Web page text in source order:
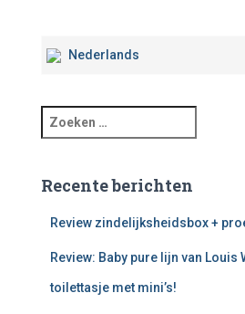
Nederlands
Recente berichten
Review zindelijksheidsbox +
Review: Baby pure lijn van Louis
toilettasje met mini’s!